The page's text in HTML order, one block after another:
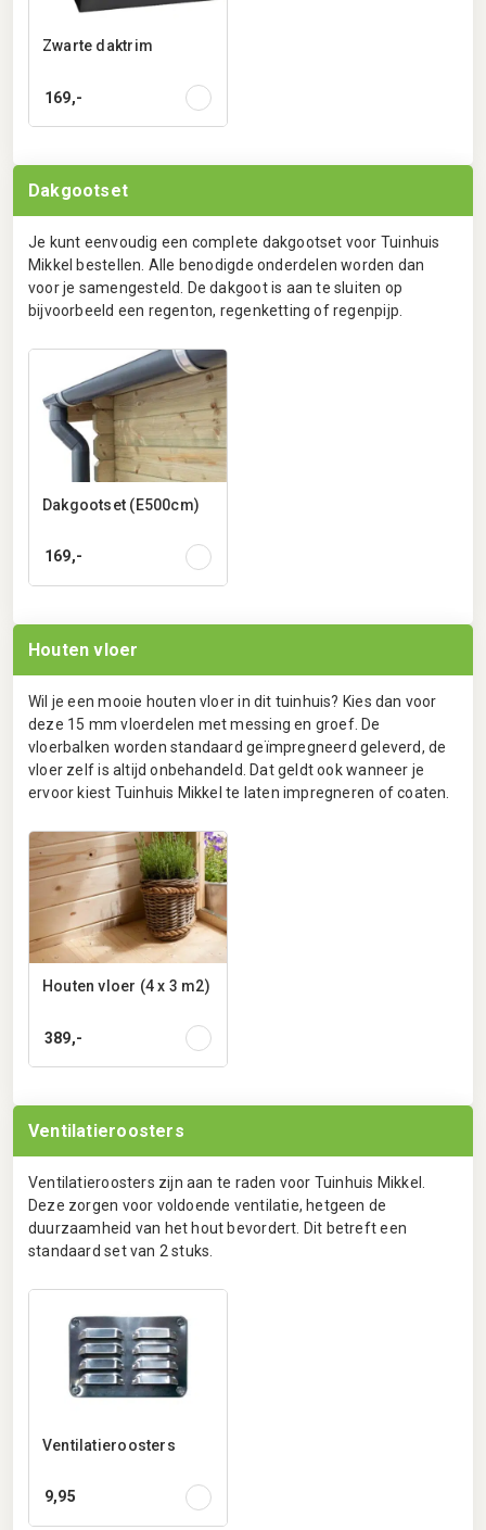
Zwarte daktrim
169,-
Dakgootset
Je kunt eenvoudig een complete dakgootset voor Tuinhuis
Mikkel bestellen. Alle benodigde onderdelen worden dan
voor je samengesteld. De dakgoot is aan te sluiten op
bijvoorbeeld een regenton, regenketting of regenpijp.
Dakgootset (E500cm)
169,-
Houten vloer
Wil je een mooie houten vloer in dit tuinhuis? Kies dan voor
deze 15 mm vloerdelen met messing en groef. De
vloerbalken worden standaard geïmpregneerd geleverd, de
vloer zelf is altijd onbehandeld. Dat geldt ook wanneer je
ervoor kiest Tuinhuis Mikkel te laten impregneren of coaten.
Houten vloer (4 x 3 m2)
389,-
Ventilatieroosters
Ventilatieroosters zijn aan te raden voor Tuinhuis Mikkel.
Deze zorgen voor voldoende ventilatie, hetgeen de
duurzaamheid van het hout bevordert. Dit betreft een
standaard set van 2 stuks.
Ventilatieroosters
9,95